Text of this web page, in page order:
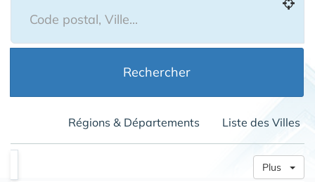
Rechercher
Régions & Départements Liste des Villes
Plus